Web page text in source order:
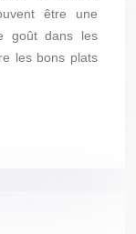
être une
goût dans les
les bons plats